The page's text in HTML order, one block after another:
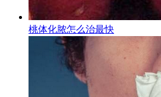
桃体化脓怎么治最快